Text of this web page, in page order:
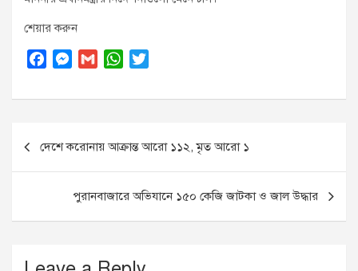
শেয়ার করুন
c
o
o
M
s
n
g
e
G
a
W
a
A
p
p
i
e
r
navigation
দেশে করোনায় আক্রান্ত আরো ১১২, মৃত আরো ১
পুরানবাজারে অভিযানে ১৫০ কেজি জাটকা ও জাল উদ্ধার